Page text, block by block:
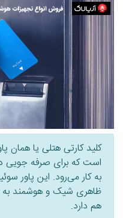
کلید کارتی هتلی یا همان
است که برای صرفه جویی
به کار می‌رود. این پاور
ظاهری شیک و هوشمند
هم دارد.